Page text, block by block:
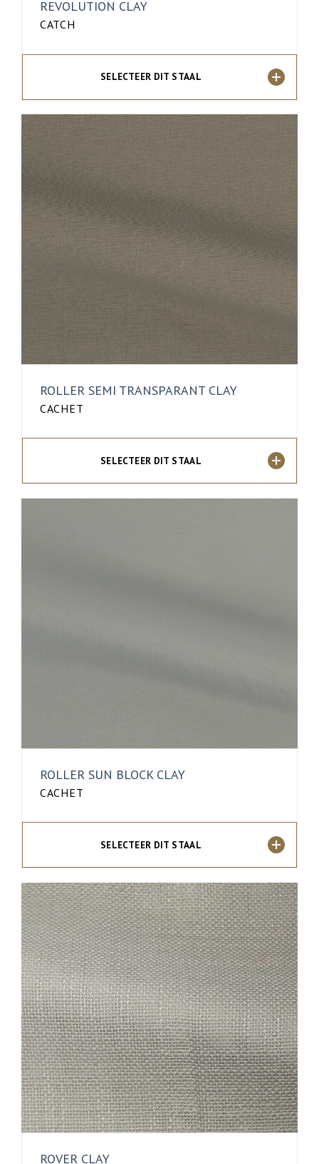
REVOLUTION CLAY
CATCH
SELECTEER DIT STAAL
ROLLER SEMI TRANSPARANT CLAY
CACHET
SELECTEER DIT STAAL
ROLLER SUN BLOCK CLAY
CACHET
SELECTEER DIT STAAL
ROVER CLAY